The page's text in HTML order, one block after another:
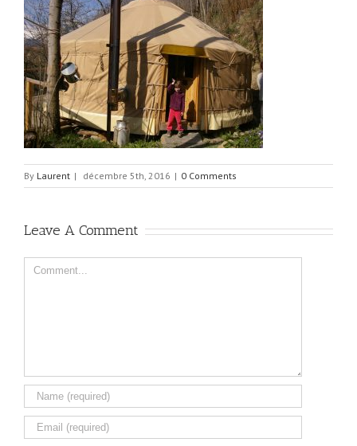
By Laurent | décembre 5th, 2016 | 0 Comments
Leave A Comment
Comment